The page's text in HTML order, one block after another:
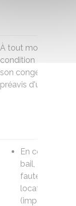
À tout moment, à
condition de donner
son congé avec un
préavis d'un mois
En cours de
bail, en cas de
faute grave du
locataire
(impayés,